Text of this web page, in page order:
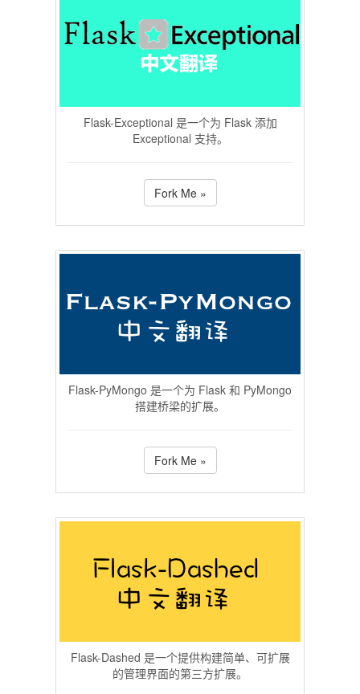
Flask-Exceptional 是一个为 Flask 添加
Exceptional 支持。
Fork Me »
Flask-PyMongo 是一个为 Flask 和 PyMongo
搭建桥梁的扩展。
Fork Me »
Flask-Dashed 是一个提供构建简单、可扩展
的管理界面的第三方扩展。